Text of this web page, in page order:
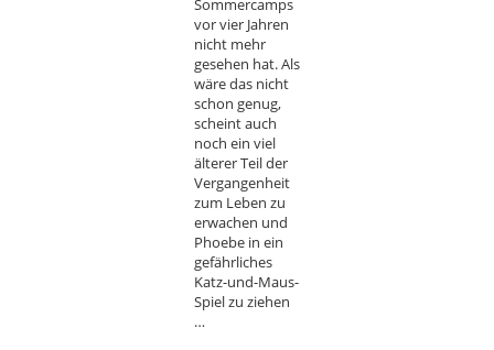
Sommercamps
vor vier Jahren
nicht mehr
gesehen hat. Als
wäre das nicht
schon genug,
scheint auch
noch ein viel
älterer Teil der
Vergangenheit
zum Leben zu
erwachen und
Phoebe in ein
gefährliches
Katz-und-Maus-
Spiel zu ziehen
…